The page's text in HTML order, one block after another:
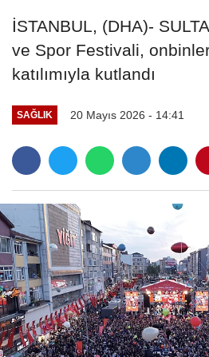
İSTANBUL, (DHA)-
ve Spor Festivali,
katılımıyla kutlandı
SAĞLIK 20 Mayıs 2026 - 14:41